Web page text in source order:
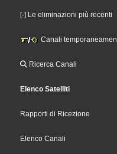
[-] Le eliminazioni più recenti
Canali
Ricerca Canali
Elenco Satelliti
Rapporti di Ricezione
Elenco Canali